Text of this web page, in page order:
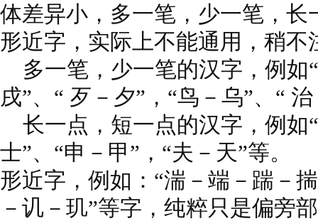
体差异小，多一笔，少一笔，长
形近字，实际上不能通用，稍
多一笔，少一笔的汉字，例如
戌”、“ 歹－夕”，“鸟－乌”、“
长一点，短一点的汉字，例如
士”、“申－甲”，“夫－天”等。
形近字，例如：“湍－端－踹－
－讥－玑”等字，纯粹只是偏旁